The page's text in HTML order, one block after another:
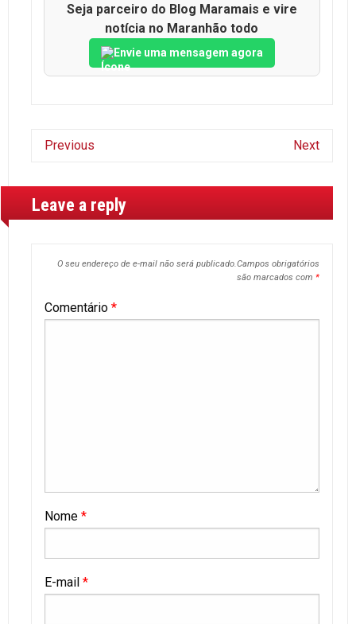
Seja parceiro do Blog Maramais e vire
notícia no Maranhão todo
Envie uma mensagem agora
Previous Next
Leave a reply
O seu endereço de e-mail não será publicado.Campos obrigatórios
são marcados com *
Comentário *
Nome *
E-mail *